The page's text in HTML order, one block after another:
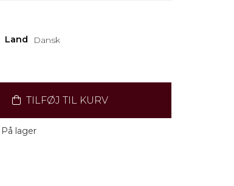
Land Dansk
TILFØJ TIL KURV
På lager